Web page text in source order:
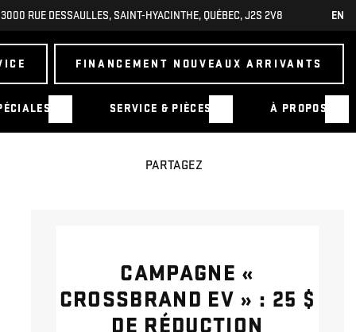
3000 RUE DESSAULLES, SAINT-HYACINTHE, QUÉBEC,J2S 2V8 EN
FINANCEMENT NOUVEAUX ARRIVANTS
SERVICE & PIÈCES À PROPOS
PARTAGEZ
CAMPAGNE «
CROSSBRAND EV » : 25 $
DE RÉDUCTION